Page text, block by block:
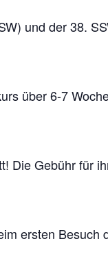
und der 38.
über 6-7
Die Gebühr für
ersten Besuch